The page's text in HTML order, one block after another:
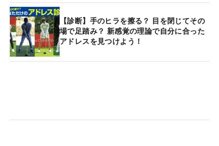
【診断】手のヒラを擦る？ 目を閉じてその
場で足踏み？ 新感覚の理論で自分に合った
アドレスを見つけよう！